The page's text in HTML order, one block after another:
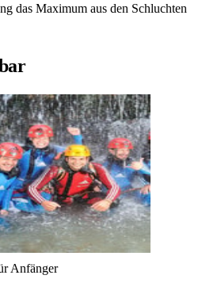
das Maximum aus den Schluchten
Anfänger